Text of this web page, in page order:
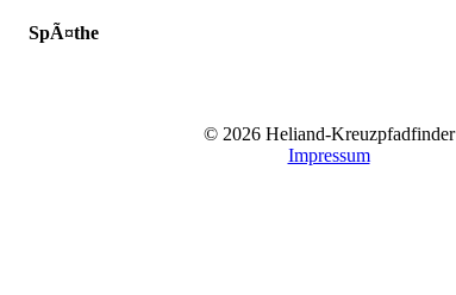
SpÃ¤the
© 2026 Heliand-Kreuzpfadfinder
Impressum